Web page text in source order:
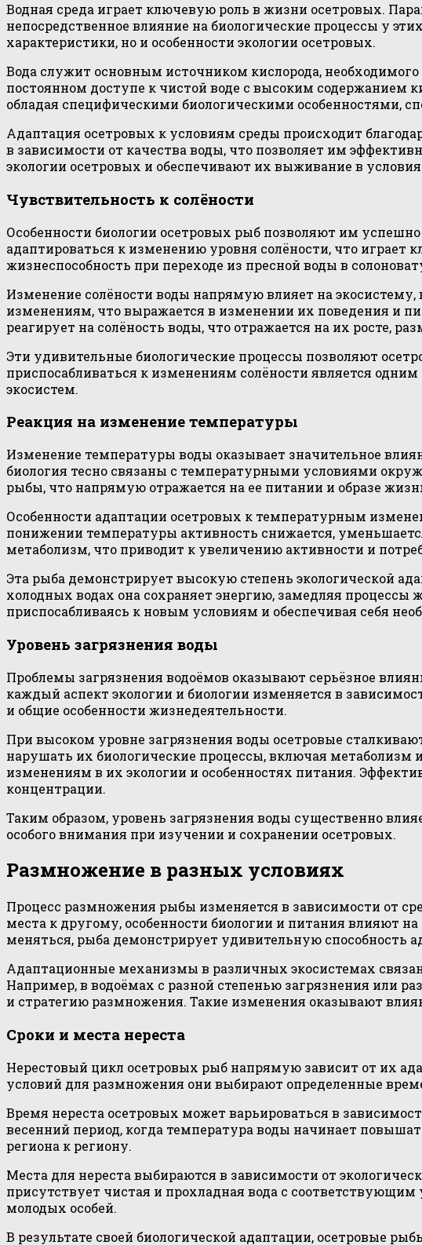
Водная среда играет ключевую роль в жизни осетровых.
непосредственное влияние на биологические процессы у
характеристики, но и особенности экологии осетровых.
Вода служит основным источником кислорода,
постоянном доступе к чистой воде с высоким содержанием
обладая специфическими биологическими особенностями,
Адаптация осетровых к условиям среды происходит
в зависимости от качества воды, что позволяет им
экологии осетровых и обеспечивают их выживание в
Чувствительность к солёности
Особенности биологии осетровых рыб позволяют им
адаптироваться к изменению уровня солёности, что
жизнеспособность при переходе из пресной воды в
Изменение солёности воды напрямую влияет на
изменениям, что выражается в изменении их поведения и
реагирует на солёность воды, что отражается на их росте,
Эти удивительные биологические процессы позволяют
приспосабливаться к изменениям солёности является
экосистем.
Реакция на изменение температуры
Изменение температуры воды оказывает значительное
биология тесно связаны с температурными условиями
рыбы, что напрямую отражается на ее питании и образе
Особенности адаптации осетровых к температурным
понижении температуры активность снижается,
метаболизм, что приводит к увеличению активности и
Эта рыба демонстрирует высокую степень экологической
холодных водах она сохраняет энергию, замедляя процессы
приспосабливаясь к новым условиям и обеспечивая себя
Уровень загрязнения воды
Проблемы загрязнения водоёмов оказывают серьёзное
каждый аспект экологии и биологии изменяется в
и общие особенности жизнедеятельности.
При высоком уровне загрязнения воды осетровые
нарушать их биологические процессы, включая
изменениям в их экологии и особенностях питания.
концентрации.
Таким образом, уровень загрязнения воды существенно
особого внимания при изучении и сохранении осетровых.
Размножение в разных условиях
Процесс размножения рыбы изменяется в зависимости от
места к другому, особенности биологии и питания влияют
меняться, рыба демонстрирует удивительную способность
Адаптационные механизмы в различных экосистемах
Например, в водоёмах с разной степенью загрязнения или
и стратегию размножения. Такие изменения оказывают
Сроки и места нереста
Нерестовый цикл осетровых рыб напрямую зависит от их
условий для размножения они выбирают определенные
Время нереста осетровых может варьироваться в
весенний период, когда температура воды начинает
региона к региону.
Места для нереста выбираются в зависимости от
присутствует чистая и прохладная вода с
молодых особей.
В результате своей биологической адаптации, осетровые